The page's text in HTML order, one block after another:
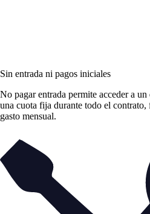
Sin entrada ni pagos iniciales
No pagar entrada permite acceder a
una cuota fija durante todo el
gasto mensual.